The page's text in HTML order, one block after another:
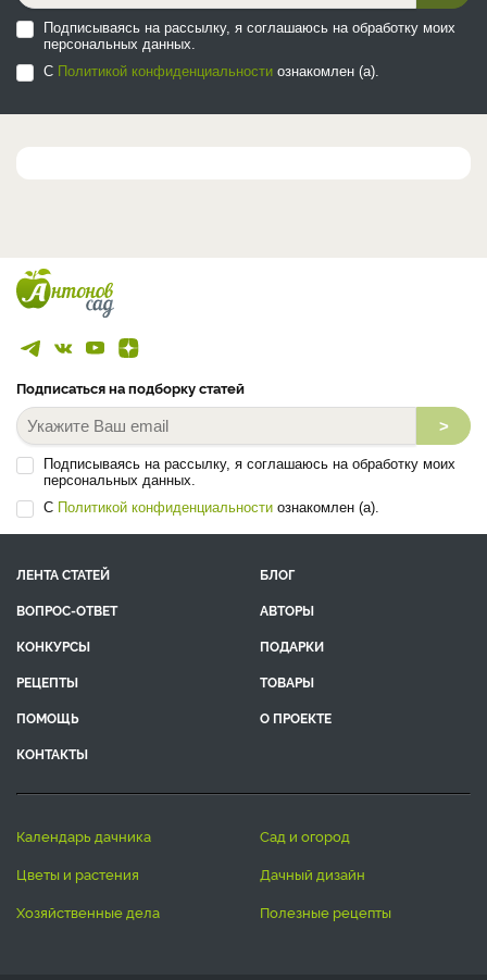
Подписываясь на рассылку, я соглашаюсь на обработку моих
персональных данных.
С Политикой конфиденциальности ознакомлен (а).
Подписаться на подборку статей
>
Подписываясь на рассылку, я соглашаюсь на обработку моих
персональных данных.
С Политикой конфиденциальности ознакомлен (а).
ЛЕНТА СТАТЕЙ
БЛОГ
ВОПРОС-ОТВЕТ
АВТОРЫ
КОНКУРСЫ
ПОДАРКИ
РЕЦЕПТЫ
ТОВАРЫ
ПОМОЩЬ
О ПРОЕКТЕ
КОНТАКТЫ
календарь дачника
сад и огород
цветы и растения
дачный дизайн
хозяйственные дела
полезные рецепты